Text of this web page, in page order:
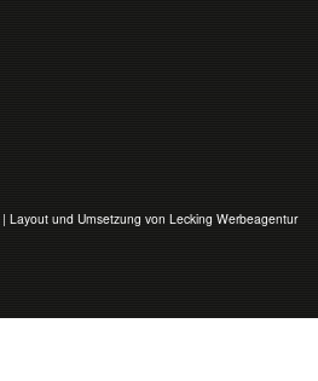
| Layout und Umsetzung von Lecking Werbeagentur